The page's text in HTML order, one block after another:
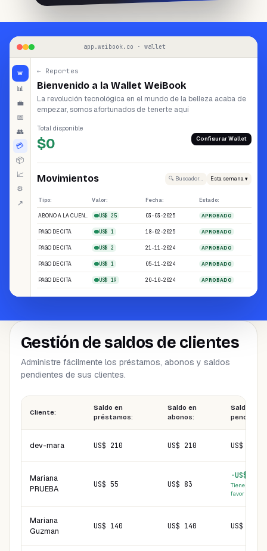
app.weibook.co · wallet
W
📊
💼
📅
👥
💳
📦
📈
⚙
↗
← Reportes
Bienvenido a la Wallet WeiBook
La revolución tecnológica en el mundo de la belleza acaba de
empezar, somos afortunados de tenerte aquí
Total disponible
$0 Configurar Wallet
Movimientos 🔍 Buscador inteligente Esta semana ▾
Tipo: Valor: Fecha: Estado:
ABONO A LA CUENTA US$ 25 03-03-2025 APROBADO
PAGO DE CITA US$ 1 18-02-2025 APROBADO
PAGO DE CITA US$ 2 21-11-2024 APROBADO
PAGO DE CITA US$ 1 05-11-2024 APROBADO
PAGO DE CITA US$ 19 20-10-2024 APROBADO
Gestión de saldos de clientes
Administre fácilmente los préstamos, abonos y saldos
pendientes de sus clientes.
Cliente:
Saldo en
préstamos:
Saldo en
abonos:
Saldo
pendiente:
dev-mara US$ 210 US$ 210 US$ 0
Mariana
PRUEBA
US$ 55 US$ 83
-US$ 28
Tiene saldo a
favor
Mariana
Guzman
US$ 140 US$ 140 US$ 0